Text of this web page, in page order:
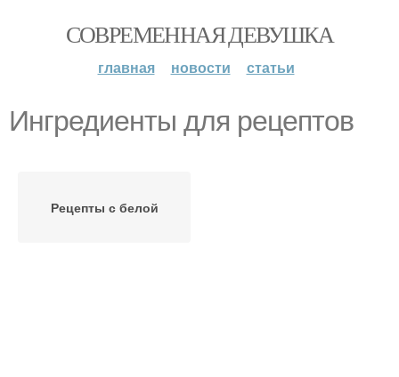
СОВРЕМЕННАЯ ДЕВУШКА
главная новости статьи
Ингредиенты для рецептов
Рецепты с белой